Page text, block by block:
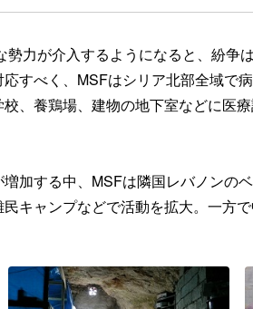
力が介入するようになると、紛争
すべく、MSFはシリア北部全域で
、養鶏場、建物の地下室などに医
加する中、MSFは隣国レバノンの
キャンプなどで活動を拡大。一方